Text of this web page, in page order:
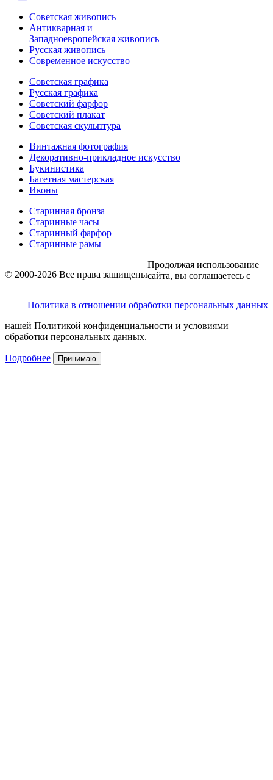
Советская живопись
Антикварная и
Западноевропейская живопись
Русская живопись
Современное искусство
Советская графика
Русская графика
Советский фарфор
Советский плакат
Советская скульптура
Винтажная фотография
Декоративно-прикладное искусство
Букинистика
Багетная мастерская
Иконы
Старинная бронза
Старинные часы
Старинный фарфор
Старинные рамы
© 2000-2026 Все права защищены
Политика в отношении обработки персональных данных
Продолжая использование
сайта, вы соглашаетесь с
нашей Политикой конфиденциальности и условиями
обработки персональных данных.
Подробнее Принимаю